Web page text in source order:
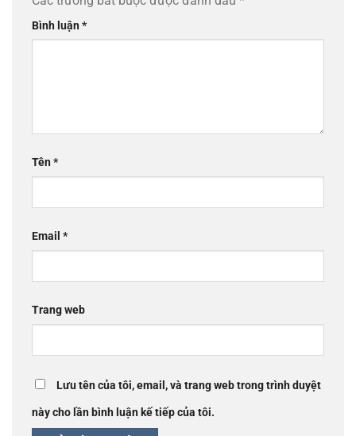
Bình luận*
Tên*
Email *
Trang web
Lưu tên của tôi, email, và trang web trong trình duyệt
này cho lần bình luận kế tiếp của tôi.